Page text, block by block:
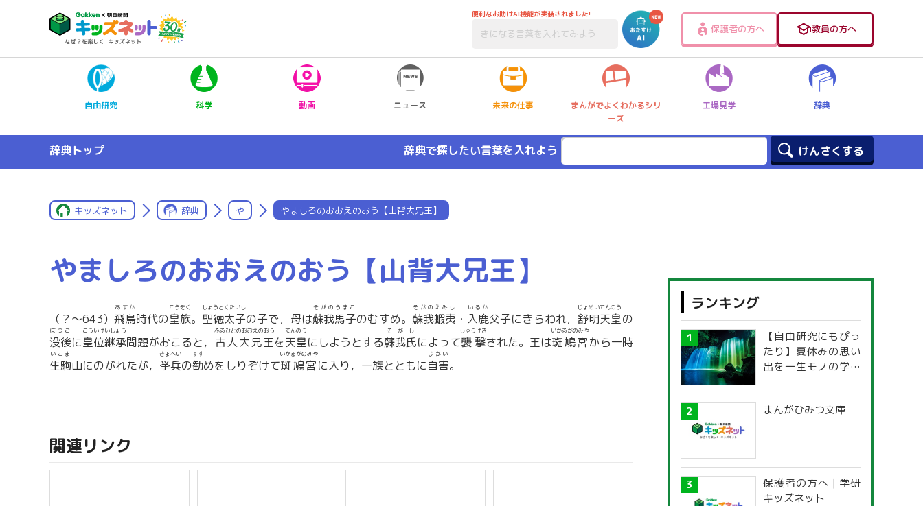
便利なお助けAI機能が実装されました!
保護者の方へ 教員の方へ
自由研究 科学 動画 ニュース 未来の仕事
まんがでよくわかるシリ
ーズ
工場見学 辞典
辞典トップ 辞典で探したい言葉を入れよう
キッズネット 辞典 や やましろのおおえのおう【山背大兄王】
やましろのおおえのおう【山背大兄王】
（？〜643） 飛鳥
あすか
時代の皇族
こうぞく
。 聖徳太子
しょうとくたいし
の子で，母は蘇我馬子
そがのうまこ
のむすめ。 蘇我蝦夷
そがのえみし
・ 入鹿
いるか
父子にきらわれ， 舒明天皇
じょめいてんのう
の
没後
ぼつご
に皇位継承
こういけいしょう
問題がおこると， 古人大兄王
ふるひとのおおえのおう
を天皇
てんのう
にしようとする蘇我氏
そがし
によって襲撃
しゅうげき
された。王は斑鳩宮
いかるがのみや
から一時
生駒
いこま
山にのがれたが， 挙兵
きょへい
の勧
すす
めをしりぞけて斑鳩宮
いかるがのみや
に入り，一族とともに自害
じがい
。
関連リンク
ランキング
【自由研究にもぴっ
たり】夏休みの思い
出を一生モノの学び
探究ガイド
まんがひみつ文庫
保護者の方へ | 学研
キッズネット